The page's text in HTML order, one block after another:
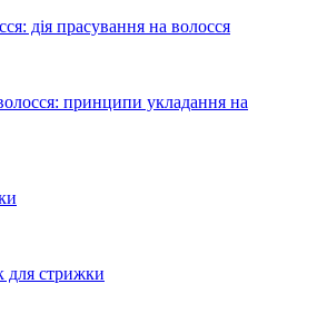
дія прасування на волосся
принципи укладання на
стрижки